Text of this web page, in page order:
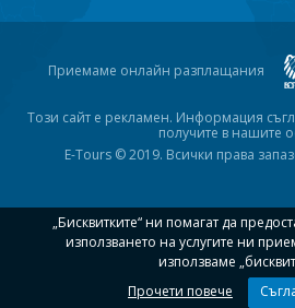
Приемаме онлайн разплащания
Този сайт е рекламен. Информация
получите в нашите
E-Tours © 2019. Всички права
„Бисквитките“ ни помагат да
използването на услугите ни
използваме
Прочети повече